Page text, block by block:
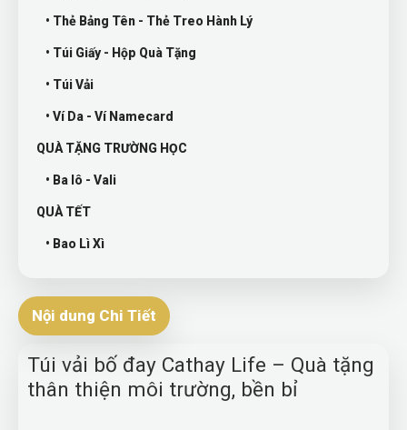
• Thẻ Bảng Tên - Thẻ Treo Hành Lý
• Túi Giấy - Hộp Quà Tặng
• Túi Vải
• Ví Da - Ví Namecard
QUÀ TẶNG TRƯỜNG HỌC
• Ba lô - Vali
QUÀ TẾT
• Bao Lì Xì
Nội dung Chi Tiết
Túi vải bố đay Cathay Life – Quà tặng
thân thiện môi trường, bền bỉ